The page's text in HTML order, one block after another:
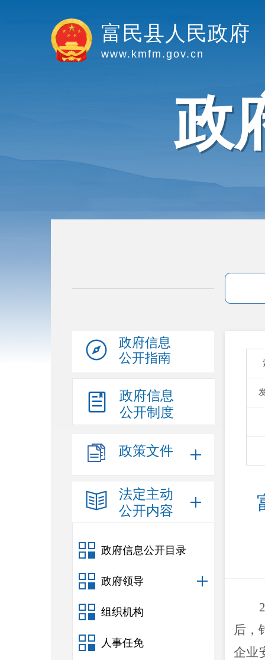
富民县人民政府
www.kmfm.gov.cn
政
政府信息
公开指南
政府信息
公开制度
政策文件
法定主动
公开内容
政府信息公开目录
政府领导
组织机构
人事任免
后，
企业